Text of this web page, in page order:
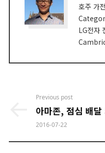
호주 가
LG전자
navigation
Previous post
아마존, 점심 배
2016-07-22